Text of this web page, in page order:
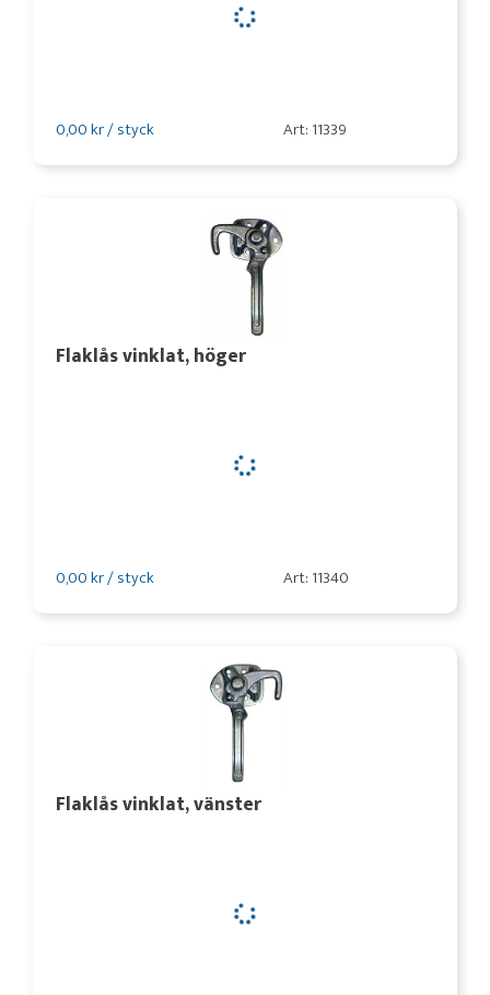
0,00 kr / styck Art: 11339
Flaklås vinklat, höger
0,00 kr / styck Art: 11340
Flaklås vinklat, vänster